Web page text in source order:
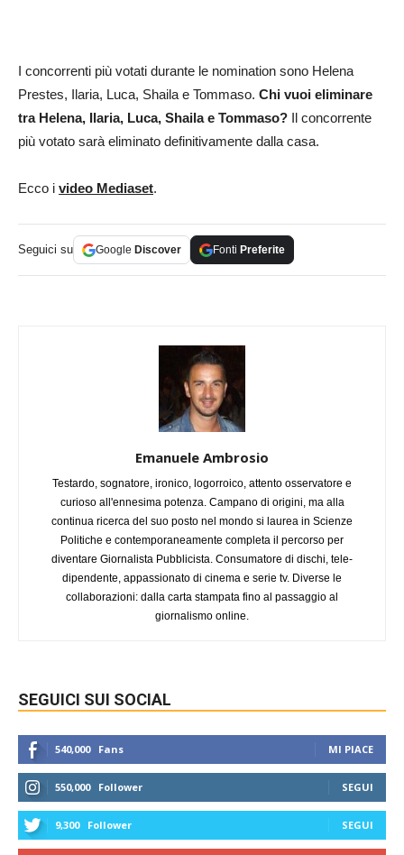
I concorrenti più votati durante le nomination sono Helena
Prestes, Ilaria, Luca, Shaila e Tommaso. Chi vuoi eliminare
tra Helena, Ilaria, Luca, Shaila e Tommaso? Il concorrente
più votato sarà eliminato definitivamente dalla casa.
Ecco i video Mediaset.
Seguici su Google Discover Fonti Preferite
Emanuele Ambrosio
Testardo, sognatore, ironico, logorroico, attento osservatore e
curioso all'ennesima potenza. Campano di origini, ma alla
continua ricerca del suo posto nel mondo si laurea in Scienze
Politiche e contemporaneamente completa il percorso per
diventare Giornalista Pubblicista. Consumatore di dischi, tele-
dipendente, appassionato di cinema e serie tv. Diverse le
collaborazioni: dalla carta stampata fino al passaggio al
giornalismo online.
SEGUICI SUI SOCIAL
540,000 Fans MI PIACE
550,000 Follower SEGUI
9,300 Follower SEGUI